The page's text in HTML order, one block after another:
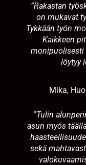
”Rakastan
on mukavat
Tykkään työn
Kaikkeen
monipuolisesti
löytyy
Mika,
”Tulin
asun myös
sekä